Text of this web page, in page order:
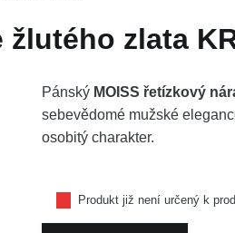
zlata
Pánský MOISS řetízkový
sebevědomé mužské
osobitý charakter.
Produkt již není určený k